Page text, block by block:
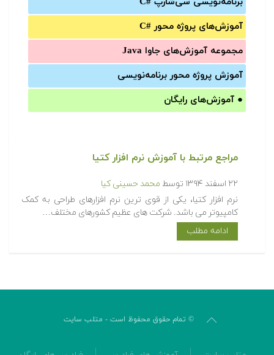
آموزش‌های پروژه محور #C
مجموعه آموزش‌های جاوا Java
آموزش‌ پروژه محور برنامه‌نویسی
● آموزش‌های رایگان
مراجع مرتبط با آموزش نرم افزار کتیا‎
۲۲ اسفند ۱۳۹۴ توسط محمد حسینی کیا
نرم افزار کتیا، یکی از قوی ترین نرم افزارهای طراحی به کمک
کامپیوتر می باشد. شرکت های عظیم کشورهای مختلف…
ادامه مطلب
© تمام حقوق محفوظ است - متلب سایت